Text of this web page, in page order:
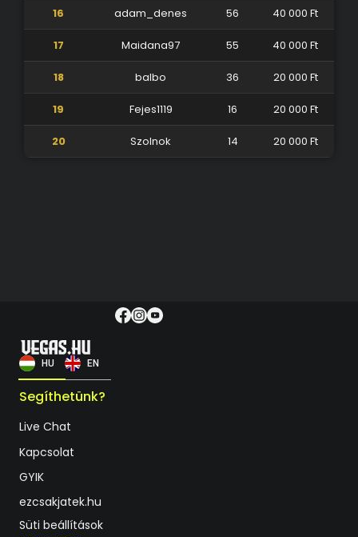
16 adam_denes 56 40 000 Ft
17 Maidana97 55 40 000 Ft
18 balbo 36 20 000 Ft
19 Fejes1119 16 20 000 Ft
20 Szolnok 14 20 000 Ft
Segíthetünk?
Live Chat
Kapcsolat
GYIK
ezcsakjatek.hu
Süti beállítások
HU EN